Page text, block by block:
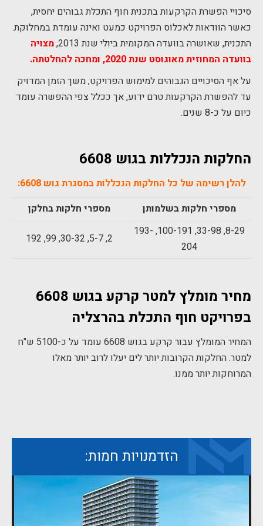
סיכויי הפשרת הקרקעות בתכנית חוף התכלת גבוהים יחסית,
כאשר הוודאות לאכלוס הפרויקט כמעט ואינה עומדת במחלוקת.
התכנית, שאושרה בוועדה המקומית ביולי שנת 2013,
מצויה
בוועדה המחוזית מאוגוסט שנת 2020, ומחכה להחלטתה.
על אף הסיכויים הגבוהים למימוש הפרויקט, משך הזמן המדויק
עד להפשרת הקרקעות טרם ידוע, אך ככלל צפי ההפשרה עומד
כיום על כ-8 שנים.
החלקות הנכללות בגוש 6608
להלן רשימה של כל החלקות הנכללות במסגרת גוש 6608:
מספרי חלקות בשלמותן
מספרי חלקות בחלקן
8-29, 33-98, 100-191, 193-
204
2, 5-7, 30-32, 99, 192
מחיר מומלץ למטר קרקע בגוש 6608
בפרויקט חוף התכלת בהרצליה
המחיר המומלץ עבור קרקע בגוש 6608 עומד על כ-5100 ש"ח
למטר. החלקות הקרובות יותר לים יעלו לרוב יותר מאלו
המרוחקות יותר ממנו.
הזדמנויות חמות: